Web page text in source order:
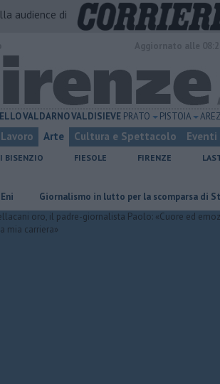
audience di
VALDARNOVALDISIEVE PRATO PISTOIA
Lavoro Arte Cultura e Spettacolo Eventi
BISENZIO FIESOLE FIRENZE
Giornalismo in lutto per la scomparsa di Stefano